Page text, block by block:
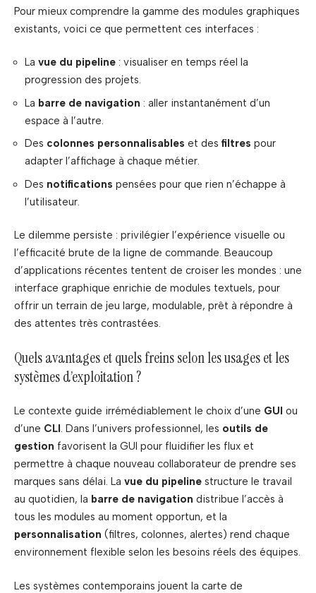
Pour mieux comprendre la gamme des modules graphiques
existants, voici ce que permettent ces interfaces :
La vue du pipeline : visualiser en temps réel la
progression des projets.
La barre de navigation : aller instantanément d’un
espace à l’autre.
Des colonnes personnalisables et des filtres pour
adapter l’affichage à chaque métier.
Des notifications pensées pour que rien n’échappe à
l’utilisateur.
Le dilemme persiste : privilégier l’expérience visuelle ou
l’efficacité brute de la ligne de commande. Beaucoup
d’applications récentes tentent de croiser les mondes : une
interface graphique enrichie de modules textuels, pour
offrir un terrain de jeu large, modulable, prêt à répondre à
des attentes très contrastées.
Quels avantages et quels freins selon les usages et les
systèmes d’exploitation ?
Le contexte guide irrémédiablement le choix d’une GUI ou
d’une CLI. Dans l’univers professionnel, les outils de
gestion favorisent la GUI pour fluidifier les flux et
permettre à chaque nouveau collaborateur de prendre ses
marques sans délai. La vue du pipeline structure le travail
au quotidien, la barre de navigation distribue l’accès à
tous les modules au moment opportun, et la
personnalisation (filtres, colonnes, alertes) rend chaque
environnement flexible selon les besoins réels des équipes.
Les systèmes contemporains jouent la carte de